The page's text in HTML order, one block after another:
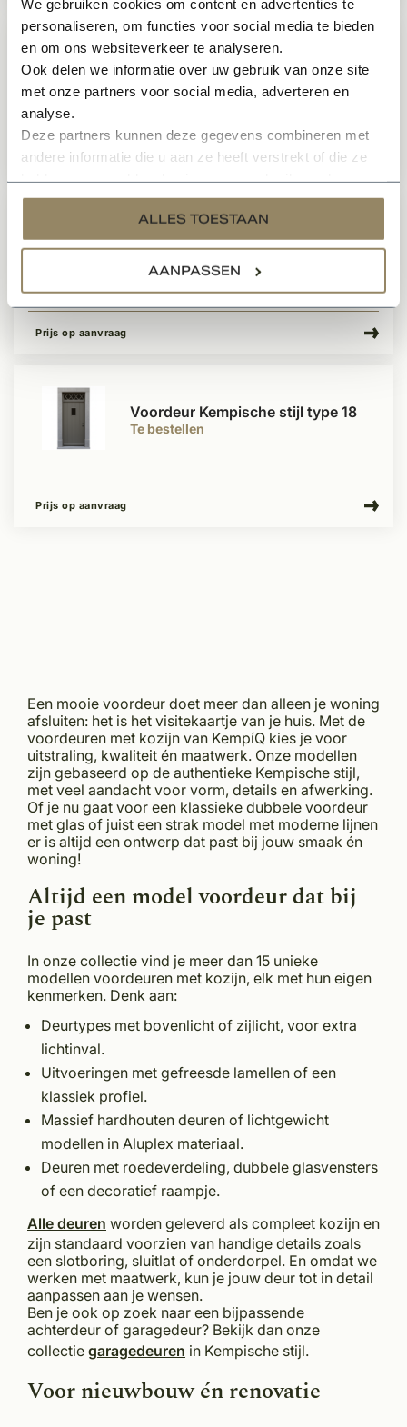
We gebruiken cookies om content en advertenties te
personaliseren, om functies voor social media te bieden
en om ons websiteverkeer te analyseren.
Ook delen we informatie over uw gebruik van onze site
met onze partners voor social media, adverteren en
analyse.
Deze partners kunnen deze gegevens combineren met
andere informatie die u aan ze heeft verstrekt of die ze
services.
ALLES TOESTAAN
AANPASSEN
Te bestellen
Voordeur Kempische stijl type 16
Prijs op aanvraag
Voordeur Kempische stijl type 17
Prijs op aanvraag
Te bestellen
Voordeur Kempische stijl type 18
Prijs op aanvraag
Een mooie voordeur doet meer dan alleen je woning
afsluiten: het is het visitekaartje van je huis. Met de
voordeuren met kozijn van KempíQ kies je voor
uitstraling, kwaliteit én maatwerk. Onze modellen
zijn gebaseerd op de authentieke Kempische stijl,
met veel aandacht voor vorm, details en afwerking.
Of je nu gaat voor een klassieke dubbele voordeur
met glas of juist een strak model met moderne lijnen
er is altijd een ontwerp dat past bij jouw smaak én
woning!
Altijd een model voordeur dat bij
je past
In onze collectie vind je meer dan 15 unieke
modellen voordeuren met kozijn, elk met hun eigen
kenmerken. Denk aan:
Deurtypes met bovenlicht of zijlicht, voor extra
lichtinval.
Uitvoeringen met gefreesde lamellen of een
klassiek profiel.
Massief hardhouten deuren of lichtgewicht
modellen in Aluplex materiaal.
Deuren met roedeverdeling, dubbele glasvensters
of een decoratief raampje.
Alle deuren worden geleverd als compleet kozijn en
zijn standaard voorzien van handige details zoals
een slotboring, sluitlat of onderdorpel. En omdat we
werken met maatwerk, kun je jouw deur tot in detail
aanpassen aan je wensen.
Ben je ook op zoek naar een bijpassende
achterdeur of garagedeur? Bekijk dan onze
collectie garagedeuren in Kempische stijl.
Voor nieuwbouw én renovatie